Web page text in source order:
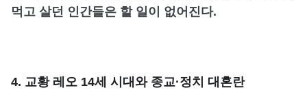
먹고 살던 인간들은 할 일이 없어진다.
4. 교황 레오 14세 시대와 종교·정치 대혼란